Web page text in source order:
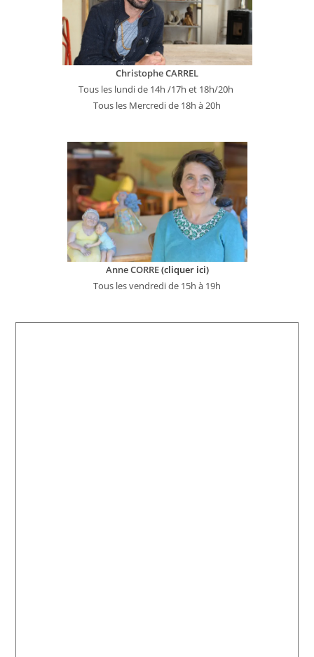
Christophe CARREL
Tous les lundi de 14h /17h et 18h/20h
Tous les Mercredi de 18h à 20h
Anne CORRE(cliquer ici)
Tous les vendredi de 15h à 19h